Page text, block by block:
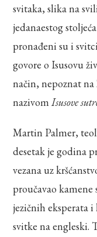
svitaka, slika na
jedanaestog
pronađeni su i
govore o Isusovu
način, nepoznat
nazivomIsusove
Martin Palmer,
desetak je godina
vezana uz
proučavao
jezičnih eksperata
svitke na engleski.